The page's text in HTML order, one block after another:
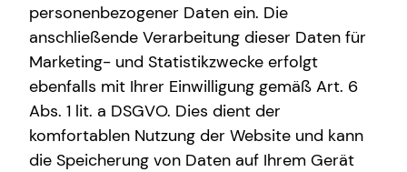
personenbezogener Daten ein. Die
anschließende Verarbeitung dieser Daten für
Marketing- und Statistikzwecke erfolgt
ebenfalls mit Ihrer Einwilligung gemäß Art. 6
Abs. 1 lit. a DSGVO. Dies dient der
komfortablen Nutzung der Website und kann
die Speicherung von Daten auf Ihrem Gerät